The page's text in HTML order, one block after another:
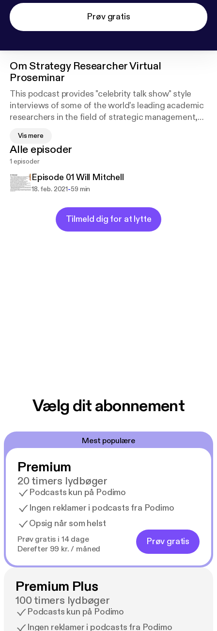
Prøv gratis
Om Strategy Researcher Virtual
Proseminar
This podcast provides "celebrity talk show" style
interviews of some of the world's leading academic
researchers in the field of strategic management,
experience and insights with doctoral students and
junior faculty researchers.
Vis mere
Alle episoder
1 episoder
Episode 01 Will Mitchell
18. feb. 2021-59 min
Tilmeld dig for at lytte
Vælg dit abonnement
Mest populære
Premium
20 timers lydbøger
Podcasts kun på Podimo
Ingen reklamer i podcasts fra Podimo
Opsig når som helst
Prøv gratis i 14 dage
Derefter 99 kr. / måned
Prøv gratis
Premium Plus
100 timers lydbøger
Podcasts kun på Podimo
Ingen reklamer i podcasts fra Podimo